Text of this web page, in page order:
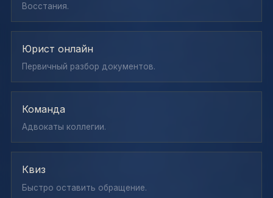
Восстания.
Юрист онлайн
Первичный разбор документов.
Команда
Адвокаты коллегии.
Квиз
Быстро оставить обращение.